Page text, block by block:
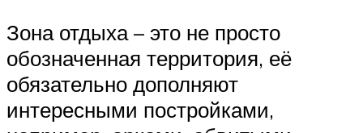
Зона отдыха – это не просто
обозначенная территория, её
обязательно дополняют
интересными постройками,